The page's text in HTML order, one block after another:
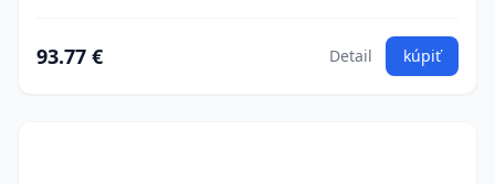
93.77 € Detail kúpiť